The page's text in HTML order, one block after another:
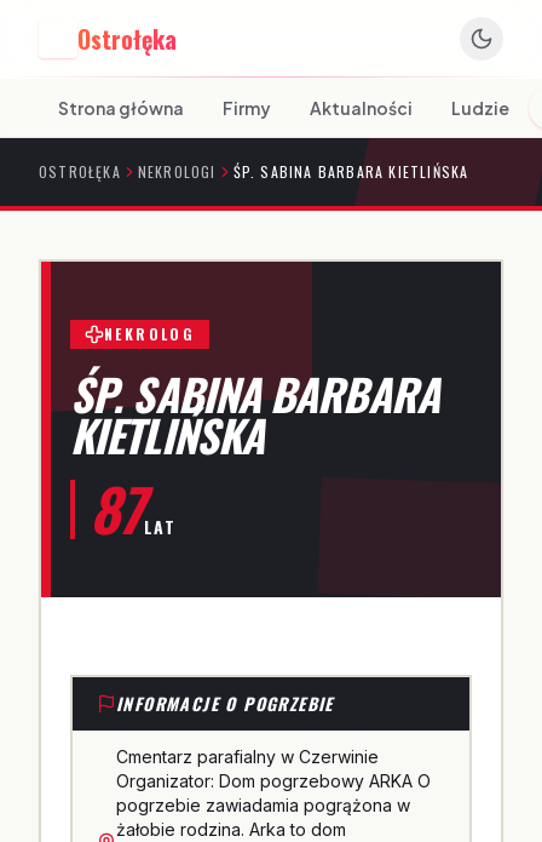
Ostrołęka
Strona główna Firmy Aktualności Ludzie
OSTROŁĘKA NEKROLOGI ŚP. SABINA BARBARA KIETLIŃSKA
NEKROLOG
ŚP. SABINA BARBARA
KIETLIŃSKA
87LAT
INFORMACJE O POGRZEBIE
Cmentarz parafialny w Czerwinie
Organizator: Dom pogrzebowy ARKA O
pogrzebie zawiadamia pogrążona w
żałobie rodzina. Arka to dom